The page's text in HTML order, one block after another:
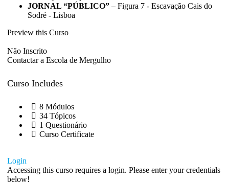
JORNAL “PÚBLICO” – Figura 7 - Escavação Cais do
Sodré - Lisboa
Preview this Curso
Não Inscrito
Contactar a Escola de Mergulho
Curso Includes
8 Módulos
34 Tópicos
1 Questionário
Curso Certificate
Login
Accessing this curso requires a login. Please enter your credentials
below!